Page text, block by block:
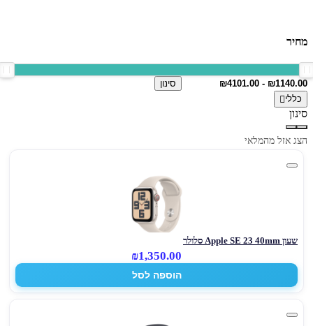
מחיר
סינון
כללי
סינון
הצג אזל מהמלאי
שעון Apple SE 23 40mm סלולר
₪1,350.00
הוספה לסל